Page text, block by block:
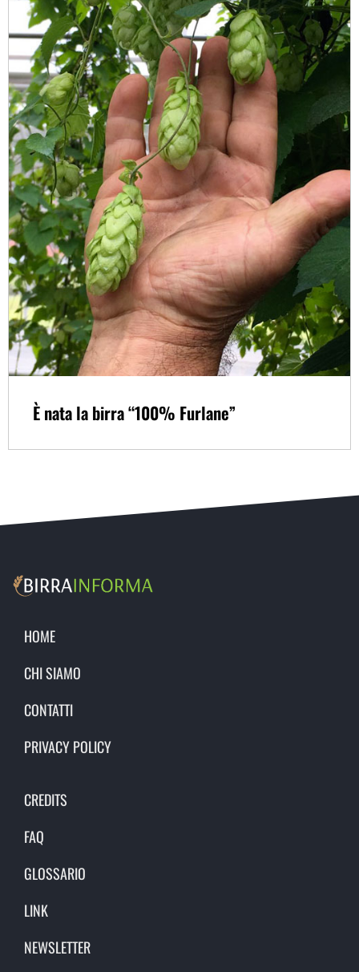
È nata la birra “100% Furlane”
HOME
CHI SIAMO
CONTATTI
PRIVACY POLICY
CREDITS
FAQ
GLOSSARIO
LINK
NEWSLETTER